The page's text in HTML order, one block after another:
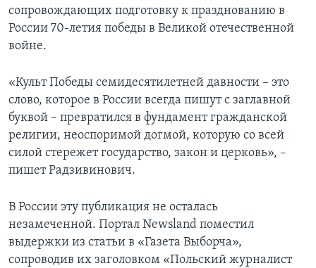
сопровождающих подготовку к празднованию в
России 70-летия победы в Великой отечественной
войне.
«Культ Победы семидесятилетней давности – это
слово, которое в России всегда пишут с заглавной
буквой – превратился в фундамент гражданской
религии, неоспоримой догмой, которую со всей
силой стережет государство, закон и церковь», –
пишет Радзивинович.
В России эту публикация не осталась
незамеченной. Портал Newsland поместил
выдержки из статьи в «Газета Выборча»,
сопроводив их заголовком «Польский журналист